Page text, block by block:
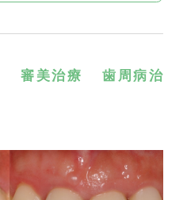
審美治療
歯周病治